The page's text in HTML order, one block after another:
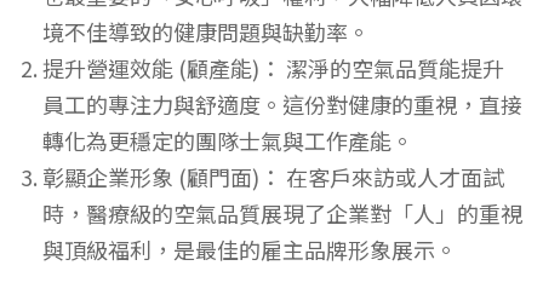
境不佳導致的健康問題與缺勤率。
提升營運效能 (顧產能)： 潔淨的空氣品質能提升
員工的專注力與舒適度。這份對健康的重視，直接
轉化為更穩定的團隊士氣與工作產能。
彰顯企業形象 (顧門面)： 在客戶來訪或人才面試
時，醫療級的空氣品質展現了企業對「人」的重視
與頂級福利，是最佳的雇主品牌形象展示。